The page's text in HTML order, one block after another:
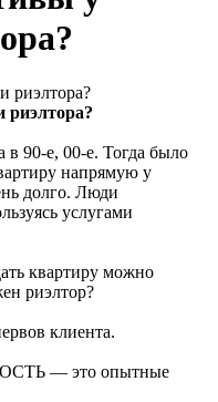
риэлтора?
в 90-е, 00-е. Тогда было
напрямую у
долго. Люди
услугами
квартиру можно
риэлтор?
клиента.
— это опытные